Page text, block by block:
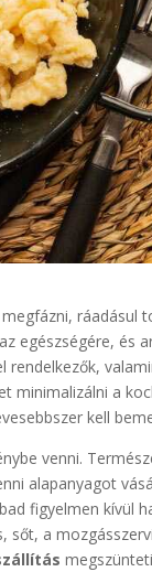
ráadásul
egészségére, és
minimalizálni a
kell
venni.
alapanyagot
figyelmen kívül
a